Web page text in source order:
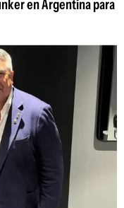
en Argentina para